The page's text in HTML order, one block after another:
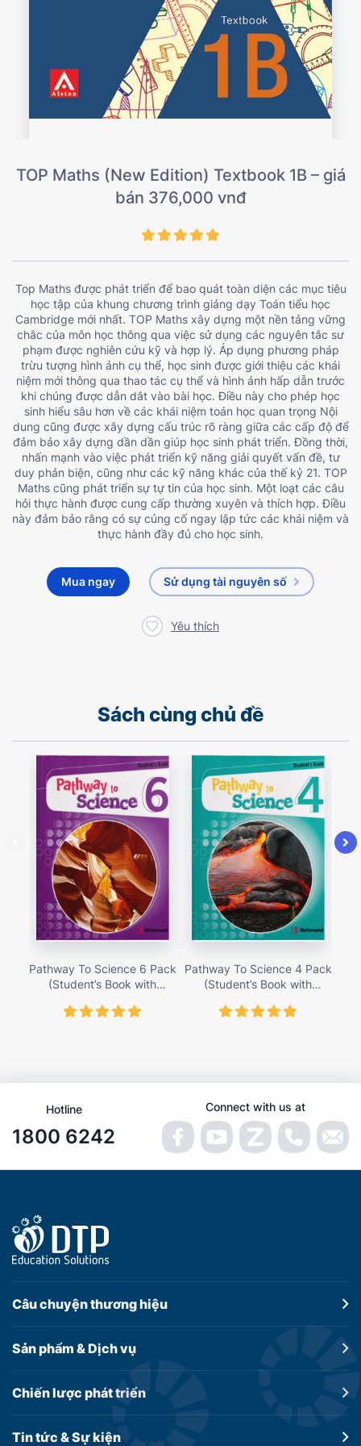
TOP Maths (New Edition) Textbook 1B – giá
bán 376,000 vnđ
Top Maths được phát triển để bao quát toàn diện các mục tiêu
học tập của khung chương trình giảng dạy Toán tiểu học
Cambridge mới nhất. TOP Maths xây dựng một nền tảng vững
chắc của môn học thông qua việc sử dụng các nguyên tắc sư
phạm được nghiên cứu kỹ và hợp lý. Áp dụng phương pháp
trừu tượng hình ảnh cụ thể, học sinh được giới thiệu các khái
niệm mới thông qua thao tác cụ thể và hình ảnh hấp dẫn trước
khi chúng được dẫn dắt vào bài học. Điều này cho phép học
sinh hiểu sâu hơn về các khái niệm toán học quan trọng Nội
dung cũng được xây dựng cấu trúc rõ ràng giữa các cấp độ để
đảm bảo xây dựng dần dần giúp học sinh phát triển. Đồng thời,
nhấn mạnh vào việc phát triển kỹ năng giải quyết vấn đề, tư
duy phản biện, cũng như các kỹ năng khác của thế kỷ 21. TOP
Maths cũng phát triển sự tự tin của học sinh. Một loạt các câu
hỏi thực hành được cung cấp thường xuyên và thích hợp. Điều
này đảm bảo rằng có sự củng cố ngay lập tức các khái niệm và
thực hành đầy đủ cho học sinh.
Mua ngay Sử dụng tài nguyên số
Yêu thích
Sách cùng chủ đề
Pathway To Science 6 Pack
(Student’s Book with
419,000 vnđ
Pathway To Science 4 Pack
(Student’s Book with
419,000 vnđ
Hotline
1800 6242
Connect with us at
Câu chuyệnthương hiệu
Sản phẩm &Dịch vụ
Chiến lược phát triển
Tin tức &Sự kiện